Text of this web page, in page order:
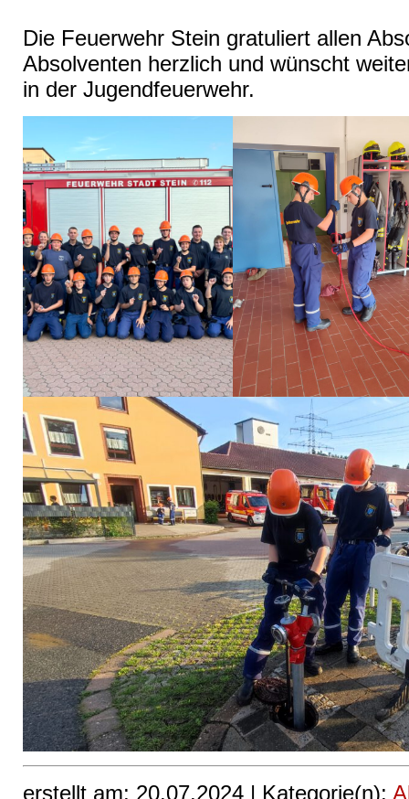
Die Feuerwehr Stein gratuliert allen
Absolventen herzlich und wünscht
in der Jugendfeuerwehr.
erstellt am: 20.07.2024 | Kategorie(n):